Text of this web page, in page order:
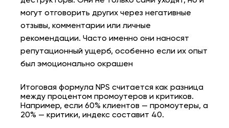
могут отговорить других через негативные
отзывы, комментарии или личные
рекомендации. Часто именно они наносят
репутационный ущерб, особенно если их опыт
был эмоционально окрашен
Итоговая формула NPS считается как разница
между процентом промоутеров и критиков.
Например, если 60% клиентов — промоутеры, а
20% — критики, индекс составит 40.